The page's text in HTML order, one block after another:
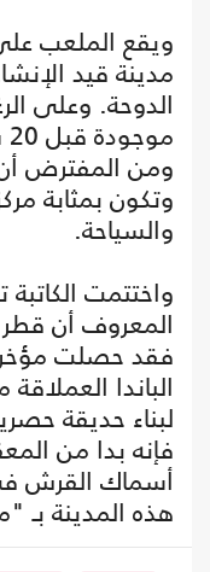
ويقع الملعب
الدوحة. وعلى
وتكون بمثابة
والسياحة.
واختتمت
المعروف أن
فقد حصلت
الباندا
لبناء حديقة
فإنه بدا من
أسماك القرش
هذه المدينة بـ